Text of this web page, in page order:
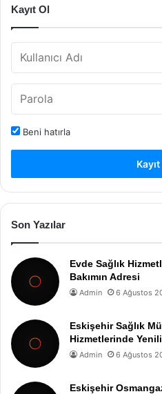
Kayıt Ol
Beni hatırla
Son Yazılar
Evde Sağlık
Bakımın Adresi
Admin 6 Ağustos
Eskişehir Sağlık
Hizmetlerinde
Admin 6 Ağustos
Eskişehir